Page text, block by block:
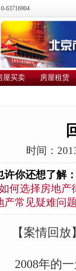
63716904
屋买卖 房屋租赁
时间：
许你还想了解
何选择房地产
产常见疑难问
案情回放
年的一